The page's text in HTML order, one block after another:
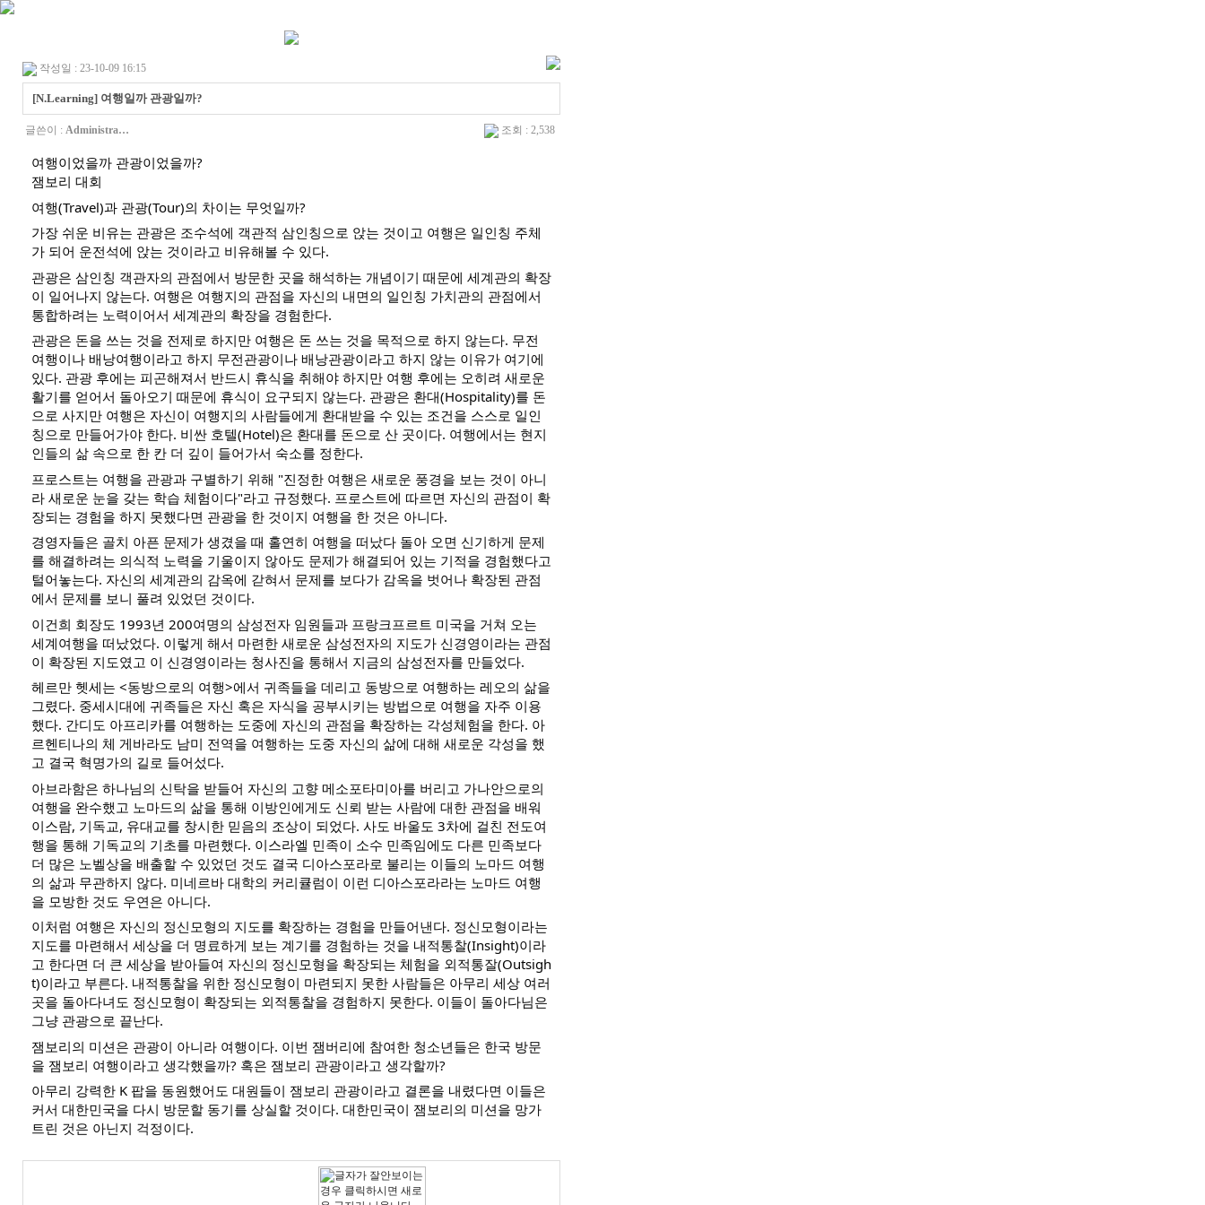
작성일 : 23-10-09 16:15
[N.Learning] 여행일까 관광일까?
글쓴이 : Administra… 조회 : 2,538
여행이었을까 관광이었을까?
잼보리 대회
여행(Travel)과 관광(Tour)의 차이는 무엇일까?
가장 쉬운 비유는 관광은 조수석에 객관적 삼인칭으로 앉는 것이고 여행은 일인칭 주체
가 되어 운전석에 앉는 것이라고 비유해볼 수 있다.
관광은 삼인칭 객관자의 관점에서 방문한 곳을 해석하는 개념이기 때문에 세계관의 확장
이 일어나지 않는다. 여행은 여행지의 관점을 자신의 내면의 일인칭 가치관의 관점에서
통합하려는 노력이어서 세계관의 확장을 경험한다.
관광은 돈을 쓰는 것을 전제로 하지만 여행은 돈 쓰는 것을 목적으로 하지 않는다. 무전
여행이나 배낭여행이라고 하지 무전관광이나 배낭관광이라고 하지 않는 이유가 여기에
있다. 관광 후에는 피곤해져서 반드시 휴식을 취해야 하지만 여행 후에는 오히려 새로운
활기를 얻어서 돌아오기 때문에 휴식이 요구되지 않는다. 관광은 환대(Hospitality)를 돈
으로 사지만 여행은 자신이 여행지의 사람들에게 환대받을 수 있는 조건을 스스로 일인
칭으로 만들어가야 한다. 비싼 호텔(Hotel)은 환대를 돈으로 산 곳이다. 여행에서는 현지
인들의 삶 속으로 한 칸 더 깊이 들어가서 숙소를 정한다.
프로스트는 여행을 관광과 구별하기 위해 "진정한 여행은 새로운 풍경을 보는 것이 아니
라 새로운 눈을 갖는 학습 체험이다"라고 규정했다. 프로스트에 따르면 자신의 관점이 확
장되는 경험을 하지 못했다면 관광을 한 것이지 여행을 한 것은 아니다.
경영자들은 골치 아픈 문제가 생겼을 때 홀연히 여행을 떠났다 돌아 오면 신기하게 문제
를 해결하려는 의식적 노력을 기울이지 않아도 문제가 해결되어 있는 기적을 경험했다고
털어놓는다. 자신의 세계관의 감옥에 갇혀서 문제를 보다가 감옥을 벗어나 확장된 관점
에서 문제를 보니 풀려 있었던 것이다.
이건희 회장도 1993년 200여명의 삼성전자 임원들과 프랑크프르트 미국을 거쳐 오는
세계여행을 떠났었다. 이렇게 해서 마련한 새로운 삼성전자의 지도가 신경영이라는 관점
이 확장된 지도였고 이 신경영이라는 청사진을 통해서 지금의 삼성전자를 만들었다.
헤르만 헷세는 <동방으로의 여행>에서 귀족들을 데리고 동방으로 여행하는 레오의 삶을
그렸다. 중세시대에 귀족들은 자신 혹은 자식을 공부시키는 방법으로 여행을 자주 이용
했다. 간디도 아프리카를 여행하는 도중에 자신의 관점을 확장하는 각성체험을 한다. 아
르헨티나의 체 게바라도 남미 전역을 여행하는 도중 자신의 삶에 대해 새로운 각성을 했
고 결국 혁명가의 길로 들어섰다.
아브라함은 하나님의 신탁을 받들어 자신의 고향 메소포타미아를 버리고 가나안으로의
여행을 완수했고 노마드의 삶을 통해 이방인에게도 신뢰 받는 사람에 대한 관점을 배워
이스람, 기독교, 유대교를 창시한 믿음의 조상이 되었다. 사도 바울도 3차에 걸친 전도여
행을 통해 기독교의 기초를 마련했다. 이스라엘 민족이 소수 민족임에도 다른 민족보다
더 많은 노벨상을 배출할 수 있었던 것도 결국 디아스포라로 불리는 이들의 노마드 여행
의 삶과 무관하지 않다. 미네르바 대학의 커리큘럼이 이런 디아스포라라는 노마드 여행
을 모방한 것도 우연은 아니다.
이처럼 여행은 자신의 정신모형의 지도를 확장하는 경험을 만들어낸다. 정신모형이라는
지도를 마련해서 세상을 더 명료하게 보는 계기를 경험하는 것을 내적통찰(Insight)이라
고 한다면 더 큰 세상을 받아들여 자신의 정신모형을 확장되는 체험을 외적통잘(Outsigh
t)이라고 부른다. 내적통찰을 위한 정신모형이 마련되지 못한 사람들은 아무리 세상 여러
곳을 돌아다녀도 정신모형이 확장되는 외적통찰을 경험하지 못한다. 이들이 돌아다님은
그냥 관광으로 끝난다.
잼보리의 미션은 관광이 아니라 여행이다. 이번 잼버리에 참여한 청소년들은 한국 방문
을 잼보리 여행이라고 생각했을까? 혹은 잼보리 관광이라고 생각할까?
아무리 강력한 K 팝을 동원했어도 대원들이 잼보리 관광이라고 결론을 내렸다면 이들은
커서 대한민국을 다시 방문할 동기를 상실할 것이다. 대한민국이 잼보리의 미션을 망가
트린 것은 아닌지 걱정이다.